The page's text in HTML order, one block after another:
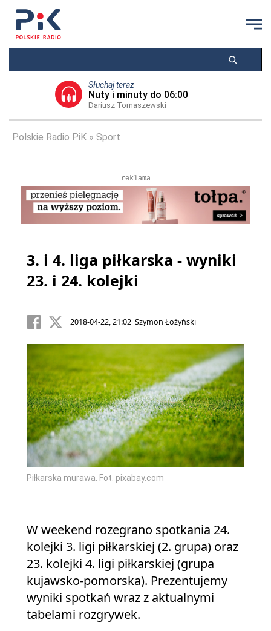
Słuchaj teraz
Nuty i minuty do 06:00
Dariusz Tomaszewski
Polskie Radio PiK Sport
reklama
3. i 4. liga piłkarska - wyniki
23. i 24. kolejki
2018-04-22, 21:02 Szymon Łożyński
Piłkarska murawa. Fot. pixabay.com
W weekend rozegrano spotkania 24.
kolejki 3. ligi piłkarskiej (2. grupa) oraz
23. kolejki 4. ligi piłkarskiej (grupa
kujawsko-pomorska). Prezentujemy
wyniki spotkań wraz z aktualnymi
tabelami rozgrywek.